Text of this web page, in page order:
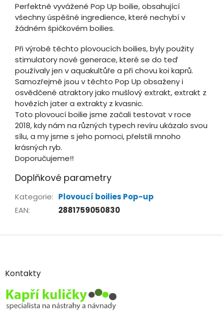
Perfektně vyvážené Pop Up boilie, obsahující
všechny úspěšné ingredience, které nechybí v
žádném špičkovém boilies.
Při výrobě těchto plovoucích boilies, byly použity
stimulatory nové generace, které se do teď
používaly jen v aquakultůře a při chovu koi kaprů.
Samozřejmě jsou v těchto Pop Up obsaženy i
osvědčené atraktory jako mušlový extrakt, extrakt z
hovězích jater a extrakty z kvasnic.
Toto plovoucí boilie jsme začali testovat v roce
2018, kdy nám na různých typech revíru ukázalo svou
sílu, a my jsme s jeho pomoci, přelstili mnoho
krásných ryb.
Doporučujeme!!
Doplňkové parametry
Kategorie: Plovoucí boilies Pop-up
EAN: 2881759050830
Z
aKontakty